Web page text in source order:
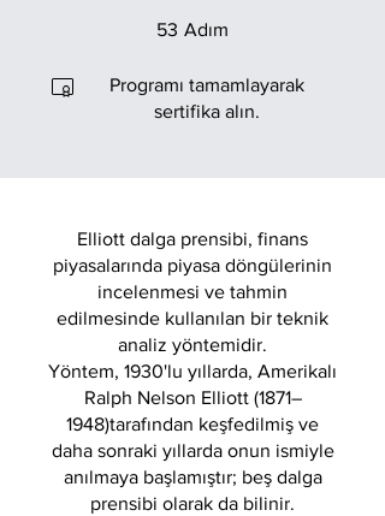
53 Adım
Programı tamamlayarak
sertifika alın.
Elliott dalga prensibi, finans
piyasalarında piyasa döngülerinin
incelenmesi ve tahmin
edilmesinde kullanılan bir teknik
analiz yöntemidir.
Yöntem, 1930'lu yıllarda, Amerikalı
Ralph Nelson Elliott (1871–
1948)tarafından keşfedilmiş ve
daha sonraki yıllarda onun ismiyle
anılmaya başlamıştır; beş dalga
prensibi olarak da bilinir.